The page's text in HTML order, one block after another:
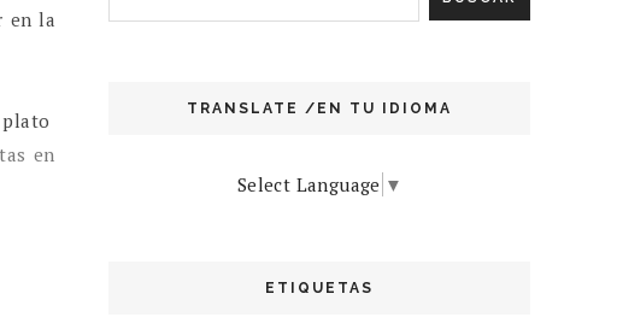
en la
en
TRANSLATE /EN TU IDIOMA
Select Language ▼
ETIQUETAS